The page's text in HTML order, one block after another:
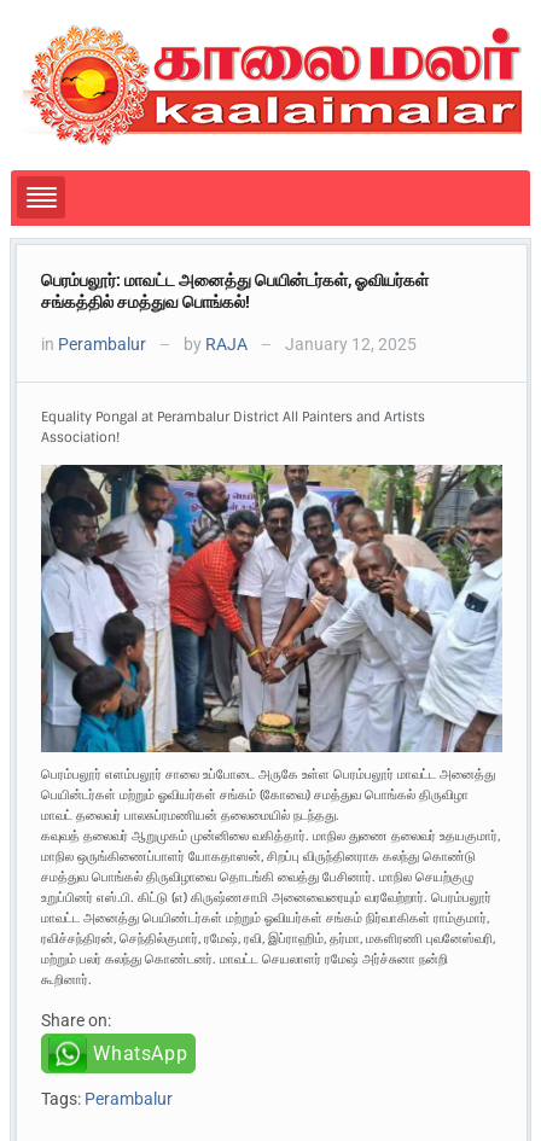
பெரம்பலூர்: மாவட்ட அனைத்து பெயின்டர்கள், ஓவியர்கள்
சங்கத்தில் சமத்துவ பொங்கல்!
in Perambalur — by RAJA — January 12, 2025
Equality Pongal at Perambalur District All Painters and Artists
Association!
பெரம்பலூர் எளம்பலூர் சாலை உப்போடை அருகே உள்ள பெரம்பலூர் மாவட்ட அனைத்து
பெயின்டர்கள் மற்றும் ஓவியர்கள் சங்கம் (கோவை) சமத்துவ பொங்கல் திருவிழா
மாவட் தலைவர் பாலசுப்ரமணியன் தலைமையில் நடந்தது.
கவுவத் தலைவர் ஆறுமுகம் முன்னிலை வகித்தார். மாநில துணை தலைவர் உதயகுமார்,
மாநில ஒருங்கிணைப்பாளர் யோகதாஸன், சிறப்பு விருந்தினராக கலந்து கொண்டு
சமத்துவ பொங்கல் திருவிழாவை தொடங்கி வைத்து பேசினார். மாநில செயற்குழு
உறுப்பினர் எஸ்.பி. கிட்டு (எ) கிருஷ்ணசாமி அனைவைரையும் வரவேற்றார். பெரம்பலூர்
மாவட்ட அனைத்து பெயிண்டர்கள் மற்றும் ஓவியர்கள் சங்கம் நிர்வாகிகள் ராம்குமார்,
ரவிச்சந்திரன், செந்தில்குமார், ரமேஷ், ரவி, இப்ராஹிம், தர்மா, மகளிரணி புவனேஸ்வரி,
மற்றும் பலர் கலந்து கொண்டனர். மாவட்ட செயலாளர் ரமேஷ் அர்ச்சுனா நன்றி
கூறினார்.
Share on:
WhatsApp
Tags: Perambalur